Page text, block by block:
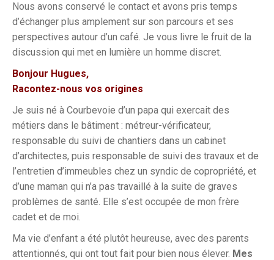
Nous avons conservé le contact et avons pris temps
d’échanger plus amplement sur son parcours et ses
perspectives autour d’un café. Je vous livre le fruit de la
discussion qui met en lumière un homme discret.
Bonjour Hugues,
Racontez-nous vos origines
Je suis né à Courbevoie d’un papa qui exercait des
métiers dans le bâtiment : métreur-vérificateur,
responsable du suivi de chantiers dans un cabinet
d’architectes, puis responsable de suivi des travaux et de
l’entretien d’immeubles chez un syndic de copropriété, et
d’une maman qui n’a pas travaillé à la suite de graves
problèmes de santé. Elle s’est occupée de mon frère
cadet et de moi.
Ma vie d’enfant a été plutôt heureuse, avec des parents
attentionnés, qui ont tout fait pour bien nous élever. Mes